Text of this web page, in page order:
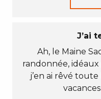
J’ai
Ah, le Maine
randonnée,
j’en ai rêvé toute